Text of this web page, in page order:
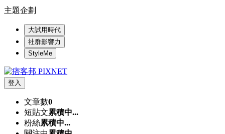
主題企劃
大試用時代
社群影響力
StyleMe
登入
文章數0
短貼文累積中...
粉絲累積中...